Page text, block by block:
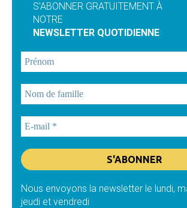
S'ABONNER GRATUITEMENT À
NOTRE
NEWSLETTER QUOTIDIENNE
Nous envoyons la newsletter le lundi,
jeudi et vendredi